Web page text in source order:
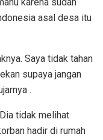
asal desa itu
Saya tidak tahan
supaya jangan
.
tidak melihat
hadir di rumah